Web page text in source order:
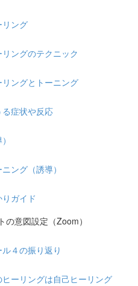
リング
ングのテクニック
ングとトーニング
症状や反応
ング（誘導）
ガイド
意図設定（Zoom）
４の振り返り
ーリングは自己ヒーリング